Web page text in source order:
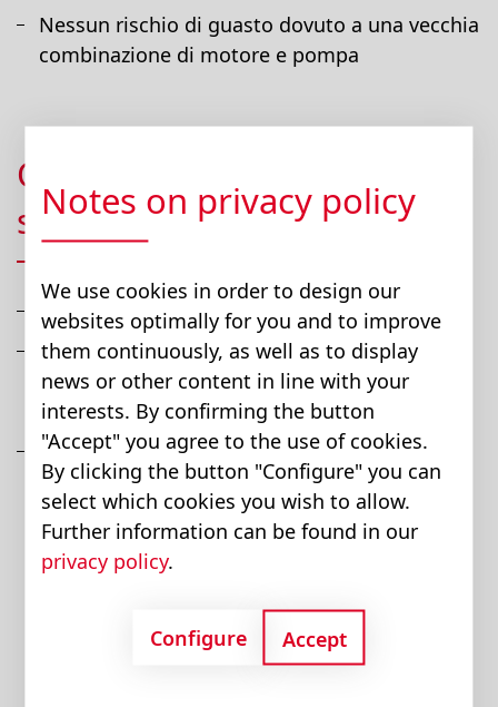
Nessun rischio di guasto dovuto a una vecchia
combinazione di motore e pompa
Quali prodotti vengono
sostituiti?
Gruppi Beringer / Bucher Hydraulics
Prodotti comunemente disponibili sul
mercato di GMV, Kone FIAM, Blain/Leistritz,
Giehl, Uraca, Hydral e OMAR
Altri tipi di gruppi su richiesta
Notes on privacy policy
We use cookies in order to design our
websites optimally for you and to improve
them continuously, as well as to display
news or other content in line with your
interests. By confirming the button
"Accept" you agree to the use of cookies.
By clicking the button "Configure" you can
select which cookies you wish to allow.
Further information can be found in our
privacy policy.
Configure Accept